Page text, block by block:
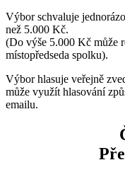
Výbor schvaluje
než 5.000 Kč.
(Do výše 5.000 Kč může
místopředseda spolku).
Výbor hlasuje veřejně
může využít hlasování
emailu.